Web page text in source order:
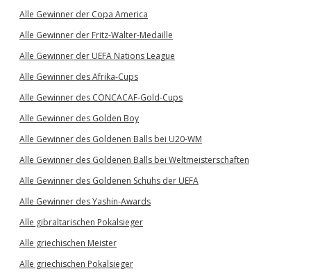
Alle Gewinner der Copa America
Alle Gewinner der Fritz-Walter-Medaille
Alle Gewinner der UEFA Nations League
Alle Gewinner des Afrika-Cups
Alle Gewinner des CONCACAF-Gold-Cups
Alle Gewinner des Golden Boy
Alle Gewinner des Goldenen Balls bei U20-WM
Alle Gewinner des Goldenen Balls bei Weltmeisterschaften
Alle Gewinner des Goldenen Schuhs der UEFA
Alle Gewinner des Yashin-Awards
Alle gibraltarischen Pokalsieger
Alle griechischen Meister
Alle griechischen Pokalsieger